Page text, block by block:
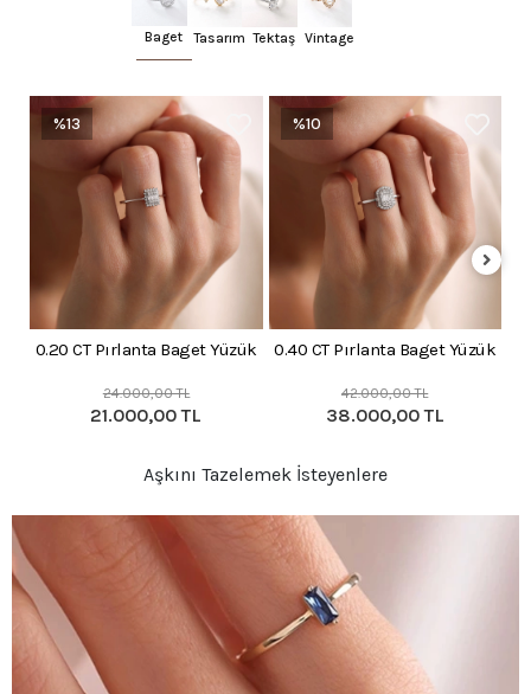
Baget Tasarım Tektaş Vintage
%13
0.20 CT Pırlanta Baget Yüzük
24.000,00 TL
21.000,00 TL
%10
0.40 CT Pırlanta Baget Yüzük
42.000,00 TL
38.000,00 TL
Aşkını Tazelemek İsteyenlere